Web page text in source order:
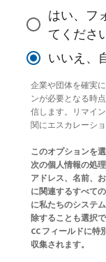
はい、フ
てくださ
いいえ、
企業や団体を確実
ンが必要となる時
信します。リマイ
関にエスカレーシ
このオプションを
次の個人情報の処
アドレス、名前、
に関連するすべて
に私たちのシステ
除することも選択
CC フィールドに特
収集されます。